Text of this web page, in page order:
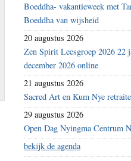
Boeddha- vakantieweek met
Boeddha van wijsheid
20 augustus 2026
Zen Spirit Leesgroep 2026 22
december 2026 online
21 augustus 2026
Sacred Art en Kum Nye retraite
29 augustus 2026
Open Dag Nyingma Centrum
bekijk de agenda